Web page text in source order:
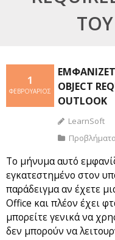
ΤΟΥ
OBJECT
OUTLOOK
1
ΦΕΒΡΟΥΆΡΙΟΣ
LearnSoft
Το μήνυμα αυτό
εγκατεστημένο στον
παράδειγμα αν έχετε
Office και πλέον έχει
μπορείτε γενικά να
δεν μπορούν να